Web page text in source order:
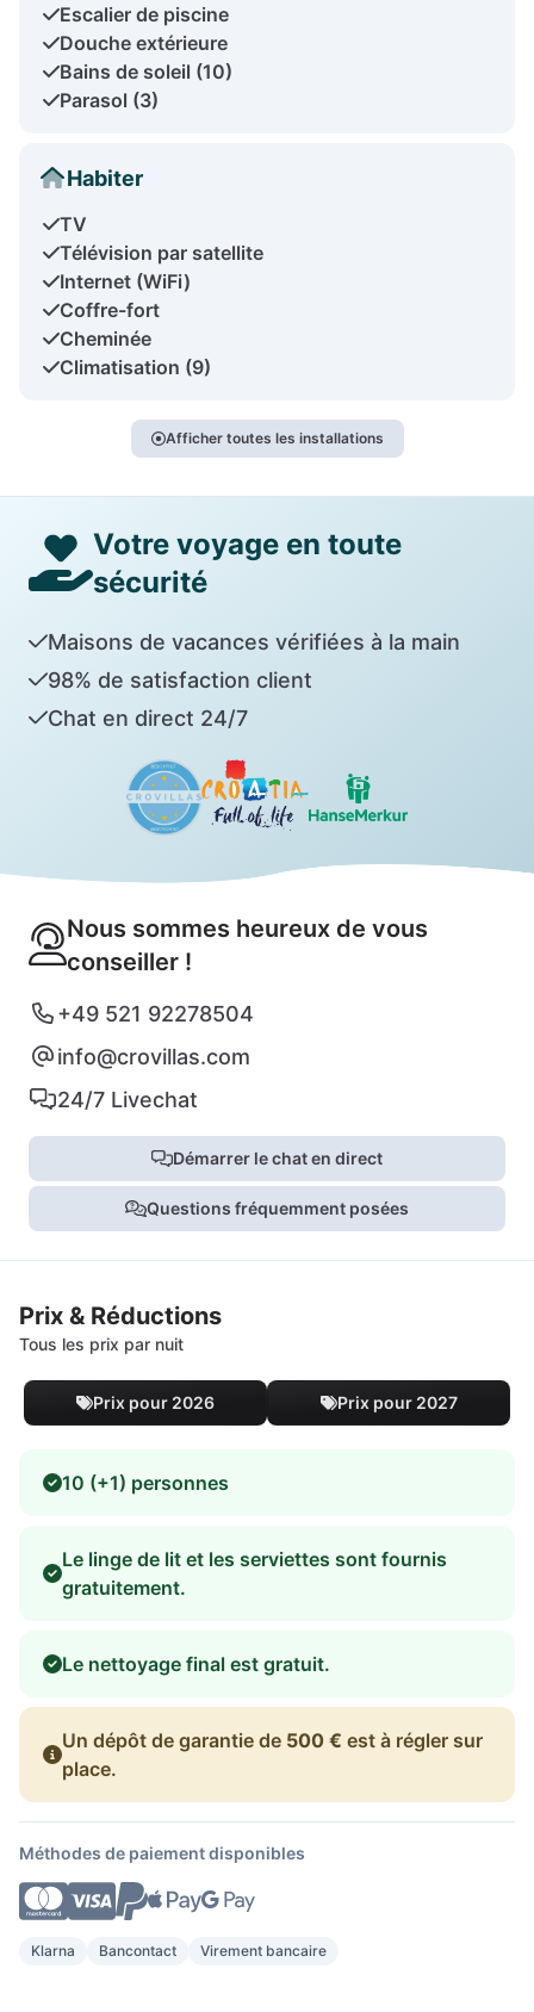
Escalier de piscine
Douche extérieure
Bains de soleil (10)
Parasol (3)
Habiter
TV
Télévision par satellite
Internet (WiFi)
Coffre-fort
Cheminée
Climatisation (9)
Afficher toutes les installations
Votre voyage en toute
sécurité
Maisons de vacances vérifiées à la main
98% de satisfaction client
Chat en direct 24/7
Nous sommes heureux de vous
conseiller !
+49 521 92278504
info@crovillas.com
24/7 Livechat
Démarrer le chat en direct
Questions fréquemment posées
Prix & Réductions
Tous les prix par nuit
Prix pour 2026 Prix pour 2027
10 (+1) personnes
Le linge de lit et les serviettes sont fournis
gratuitement.
Le nettoyage final est gratuit.
Un dépôt de garantie de 500 € est à régler sur
place.
Méthodes de paiement disponibles
Klarna Bancontact Virement bancaire